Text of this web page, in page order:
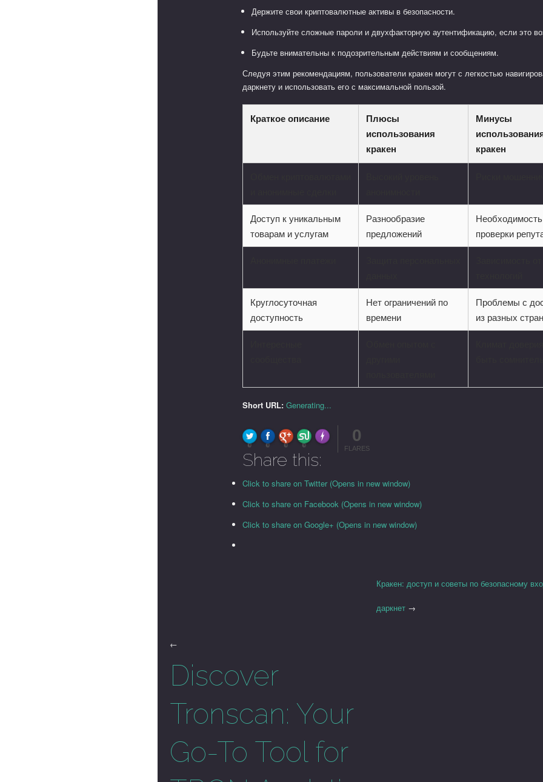
Держите свои криптовалютные активы в безопасности.
Используйте сложные пароли и двухфакторную аутентификацию, если это
Будьте внимательны к подозрительным действиям и сообщениям.
Следуя этим рекомендациям, пользователи кракен могут с легкостью
даркнету и использовать его с максимальной пользой.
Краткое описание
Плюсы
использования
кракен
Минусы
кракен
Доступ к уникальным
товарам и услугам
Разнообразие
предложений
Необходимость
проверки
Круглосуточная
доступность
Нет ограничений по
времени
Проблемы с
из разных стран
Short URL: Generating...
0 0 0 0
Made with FLARE
0
FLARES
Share this:
Click to share on Twitter (Opens in new window)
Click to share on Facebook (Opens in new window)
Click to share on Google+ (Opens in new window)
Кракен: доступ и советы по безопасному
даркнет →
←
Discover
Tronscan: Your
Go-To Tool for